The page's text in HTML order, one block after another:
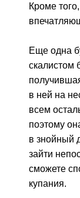
Кроме
Еще одна
скалистом
в ней на
всем
поэтому
в знойный
зайти
сможете
купания.